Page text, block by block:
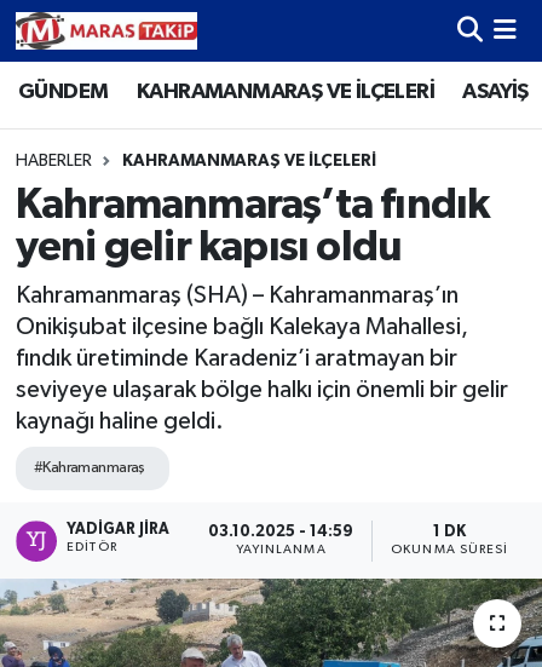
GÜNDEM KAHRAMANMARAŞ VE İLÇELERİ ASAYİŞ
HABERLER KAHRAMANMARAŞ VE İLÇELERİ
Kahramanmaraş’ta fındık
yeni gelir kapısı oldu
Kahramanmaraş (SHA) – Kahramanmaraş’ın
Onikişubat ilçesine bağlı Kalekaya Mahallesi,
fındık üretiminde Karadeniz’i aratmayan bir
seviyeye ulaşarak bölge halkı için önemli bir gelir
kaynağı haline geldi.
#Kahramanmaraş
YADIGAR JIRA
EDITÖR
03.10.2025 - 14:59
YAYINLANMA
1 DK
OKUNMA SÜRESI
Kahramanmaraş Nöbetçi Eczaneler
Kahramanmaraş Hava Durumu
Kahramanmaraş Namaz Vakitleri
Süper Lig Puan Durumu ve Fikstür
Tüm Manşetler
Son Dakika Haberleri
Haber Arşivi